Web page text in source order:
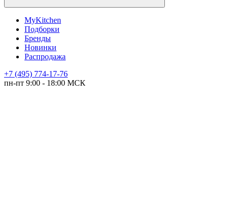
MyKitchen
Подборки
Бренды
Новинки
Распродажа
+7 (495) 774-17-76
пн-пт 9:00 - 18:00 МСК